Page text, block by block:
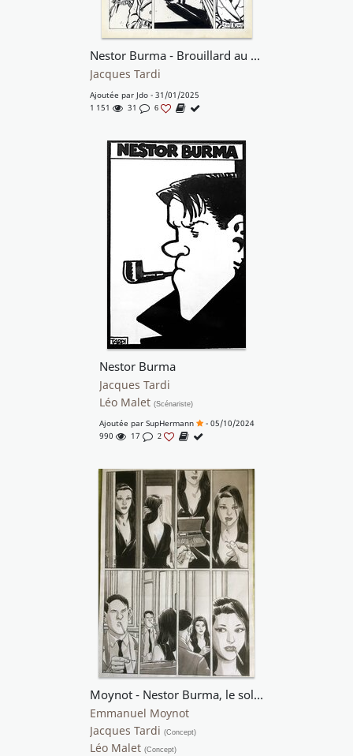
Nestor Burma - Brouillard au pont de Tolbiac
Jacques Tardi
Ajoutée par Jdo - 31/01/2025
1 151
31 6
Nestor Burma
Jacques Tardi
Léo Malet (Scénariste)
Ajoutée par SupHermann
- 05/10/2024
990
17 2
Moynot - Nestor Burma, le soleil renait derriere le louvre
Emmanuel Moynot
Jacques Tardi (Concept)
Léo Malet (Concept)